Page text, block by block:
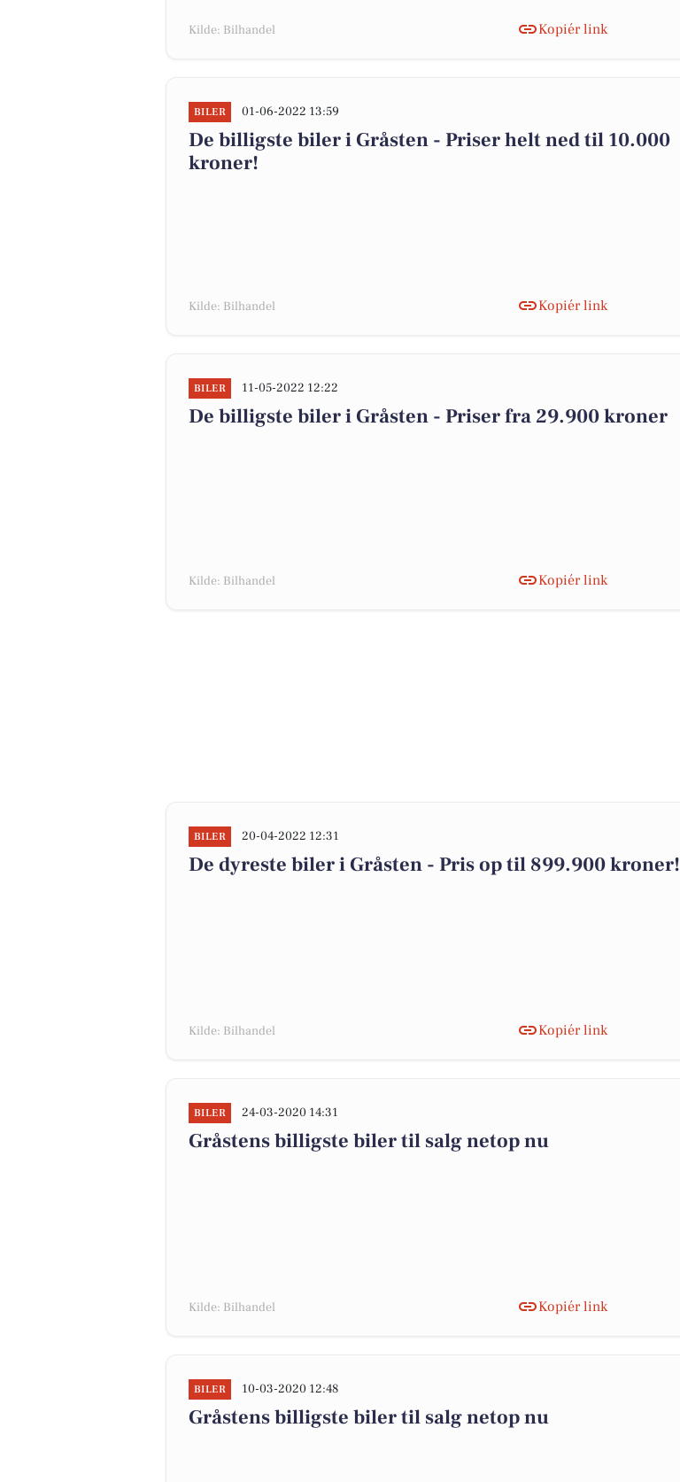
Kilde: Bilhandel Kopiér link
BILER 01-06-2022 13:59
De billigste biler i Gråsten - Priser helt ned til 10.000
kroner!
Kilde: Bilhandel Kopiér link
BILER 11-05-2022 12:22
De billigste biler i Gråsten - Priser fra 29.900 kroner
Kilde: Bilhandel Kopiér link
BILER 20-04-2022 12:31
De dyreste biler i Gråsten - Pris op til 899.900 kroner!
Kilde: Bilhandel Kopiér link
BILER 24-03-2020 14:31
Gråstens billigste biler til salg netop nu
Kilde: Bilhandel Kopiér link
BILER 10-03-2020 12:48
Gråstens billigste biler til salg netop nu